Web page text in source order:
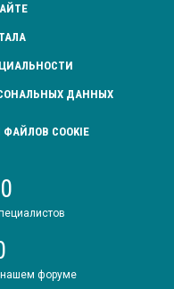
ДАННЫХ
COOKIE
нашем форуме